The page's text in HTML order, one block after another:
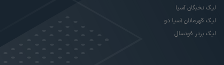
لیگ نخبگان آسیا
لیگ قهرمانان آسیا دو
لیگ برتر فوتسال